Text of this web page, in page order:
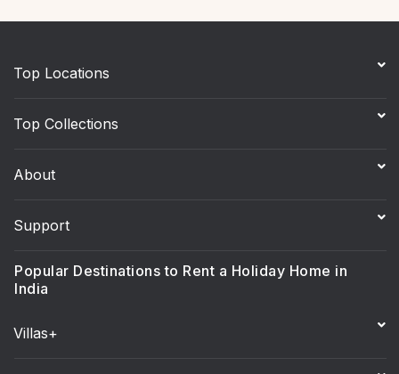
Top Locations
Top Collections
About
Support
Popular Destinations to Rent a Holiday Home in
India
Villas+